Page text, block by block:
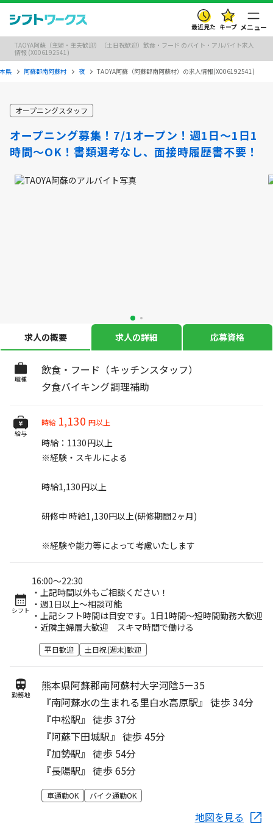
最近見た キープ メニュー
TAOYA阿蘇（主婦・主夫歓迎）（土日祝歓迎）飲食・フード のバイト・アルバイト求人
情報 (X006192541)
県 阿蘇郡南阿蘇村 夜 TAOYA阿蘇（阿蘇郡南阿蘇村）の求人情報(X006192541)
オープニングスタッフ
オープニング募集！7/1オープン！週1日～1日1
時間～OK！書類選考なし、面接時履歴書不要！
求人の概要 求人の詳細 応募資格
職種
飲食・フード（キッチンスタッフ）
夕食バイキング調理補助
給与
時給 1,130 円以上
時給：1130円以上
※経験・スキルによる
時給1,130円以上
研修中 時給1,130円以上(研修期間2ヶ月)
※経験や能力等によって考慮いたします
シフト
16:00～22:30
・上記時間以外もご相談ください！
・週1日以上～相談可能
・上記シフト時間は目安です。1日1時間～短時間勤務大歓迎
・近隣主婦層大歓迎 スキマ時間で働ける
平日歓迎 土日祝(週末)歓迎
勤務地
熊本県阿蘇郡南阿蘇村大字河陰5ー35
『南阿蘇水の生まれる里白水高原駅』 徒歩 34分
『中松駅』 徒歩 37分
『阿蘇下田城駅』 徒歩 45分
『加勢駅』 徒歩 54分
『長陽駅』 徒歩 65分
車通勤OK バイク通勤OK
地図を見る